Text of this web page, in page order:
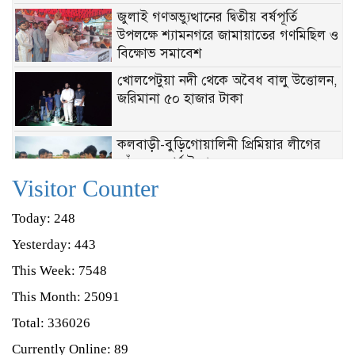
জুলাই গণঅভ্যুত্থানের দ্বিতীয় বর্ষপূর্তি
উপলক্ষে শ্যামনগরে জামায়াতের গণমিছিল ও
বিক্ষোভ সমাবেশ
খোলপেটুয়া নদী থেকে অবৈধ বালু উত্তোলন,
জরিমানা ৫০ হাজার টাকা
‎কলবাড়ী-বুড়িগোয়ালিনী প্রিমিয়ার লীগের
জাঁকজমকপূর্ণ উদ্বোধন
ধ্বংস করল বিজিবি
Visitor Counter
Today: 248
Yesterday: 443
This Week: 7548
This Month: 25091
Total: 336026
Currently Online: 89